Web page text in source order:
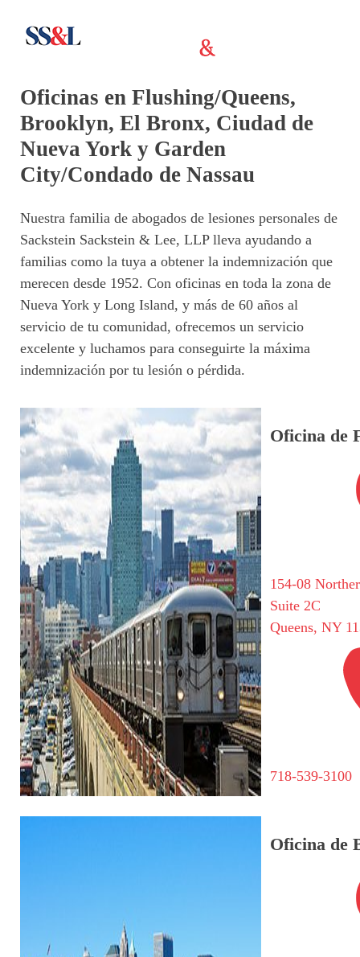
Oficinas en Flushing/Queens,
Brooklyn, El Bronx, Ciudad de
Nueva York y Garden
City/Condado de Nassau
Nuestra familia de abogados de lesiones personales de
Sackstein Sackstein & Lee, LLP lleva ayudando a
familias como la tuya a obtener la indemnización que
merecen desde 1952. Con oficinas en toda la zona de
Nueva York y Long Island, y más de 60 años al
servicio de tu comunidad, ofrecemos un servicio
excelente y luchamos para conseguirte la máxima
indemnización por tu lesión o pérdida.
Oficina de
154-08
Suite 2C
Queens, NY
718-539-3100
Oficina de